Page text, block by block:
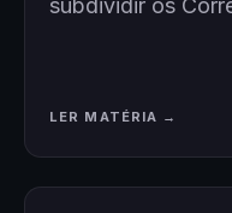
subdividir os
LER MATÉRIA →